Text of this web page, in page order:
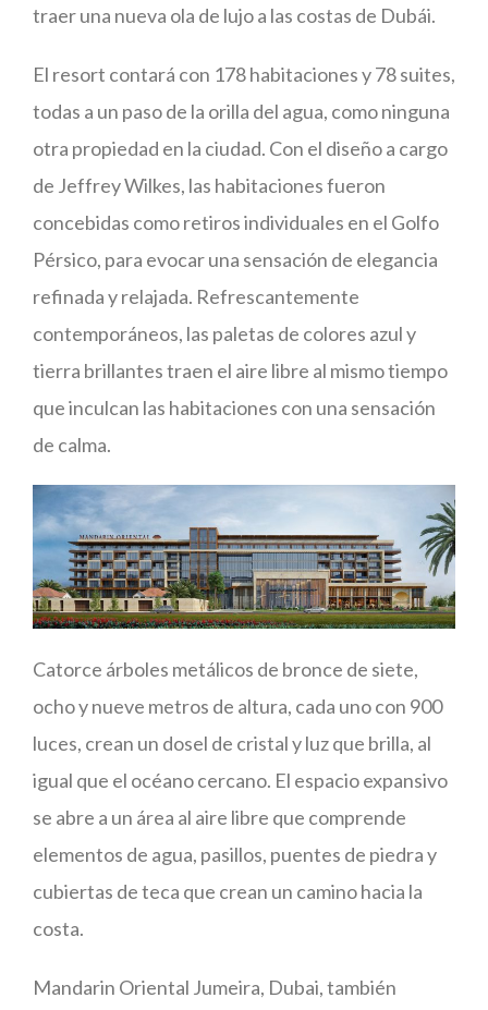
traer una nueva ola de lujo a las costas de Dubái.
El resort contará con 178 habitaciones y 78 suites,
todas a un paso de la orilla del agua, como ninguna
otra propiedad en la ciudad. Con el diseño a cargo
de Jeffrey Wilkes, las habitaciones fueron
concebidas como retiros individuales en el Golfo
Pérsico, para evocar una sensación de elegancia
refinada y relajada. Refrescantemente
contemporáneos, las paletas de colores azul y
tierra brillantes traen el aire libre al mismo tiempo
que inculcan las habitaciones con una sensación
de calma.
Catorce árboles metálicos de bronce de siete,
ocho y nueve metros de altura, cada uno con 900
luces, crean un dosel de cristal y luz que brilla, al
igual que el océano cercano. El espacio expansivo
se abre a un área al aire libre que comprende
elementos de agua, pasillos, puentes de piedra y
cubiertas de teca que crean un camino hacia la
costa.
Mandarin Oriental Jumeira, Dubai, también